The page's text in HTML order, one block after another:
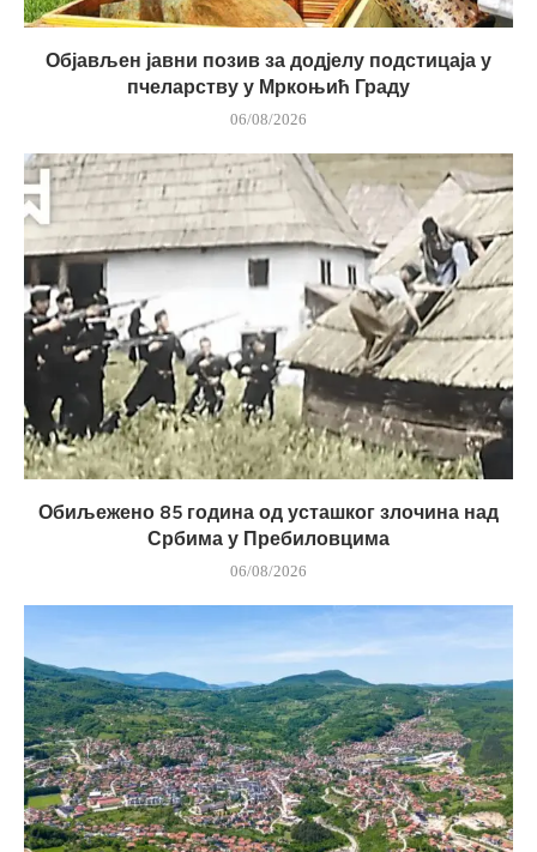
Објављен јавни позив за додјелу подстицаја у
пчеларству у Мркоњић Граду
06/08/2026
Обиљежено 85 година од усташког злочина над
Србима у Пребиловцима
06/08/2026